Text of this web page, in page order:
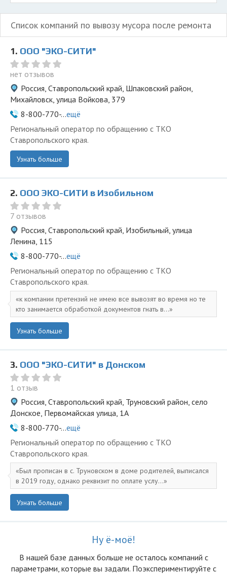
Список компаний по вывозу мусора после ремонта
1. ООО "ЭКО-СИТИ"
нет отзывов
Россия, Ставропольский край, Шпаковский район,
Михайловск, улица Войкова, 379
8-800-770-...ещё
Региональный оператор по обращению с ТКО
Ставропольского края.
Узнать больше
2. ООО ЭКО-СИТИ в Изобильном
7 отзывов
Россия, Ставропольский край, Изобильный, улица
Ленина, 115
8-800-770-...ещё
Региональный оператор по обращению с ТКО
Ставропольского края.
к компании претензий не имею все вывозят во время но те
кто занимается обработкой документов гнать в...
Узнать больше
3. ООО "ЭКО-СИТИ" в Донском
1 отзыв
Россия, Ставропольский край, Труновский район, село
Донское, Первомайская улица, 1А
8-800-770-...ещё
Региональный оператор по обращению с ТКО
Ставропольского края.
Был прописан в с. Труновском в доме родителей, выписался
в 2019 году, однако реквизит по оплате услу...
Узнать больше
Ну ё-моё!
В нашей базе данных больше не осталоcь компаний с
параметрами, которые вы задали. Поэкспериментируйте с